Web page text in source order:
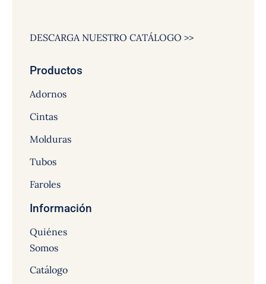
DESCARGA NUESTRO CATÁLOGO >>
Productos
Adornos
Cintas
Molduras
Tubos
Faroles
Información
Quiénes
Somos
Catálogo